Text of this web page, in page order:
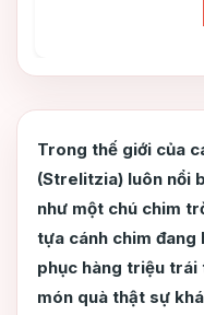
Trong thế giới của
(Strelitzia) luôn nổi
như một chú chim
tựa cánh chim đang
phục hàng triệu trái
món quà thật sự